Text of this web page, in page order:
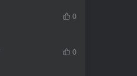
0
0